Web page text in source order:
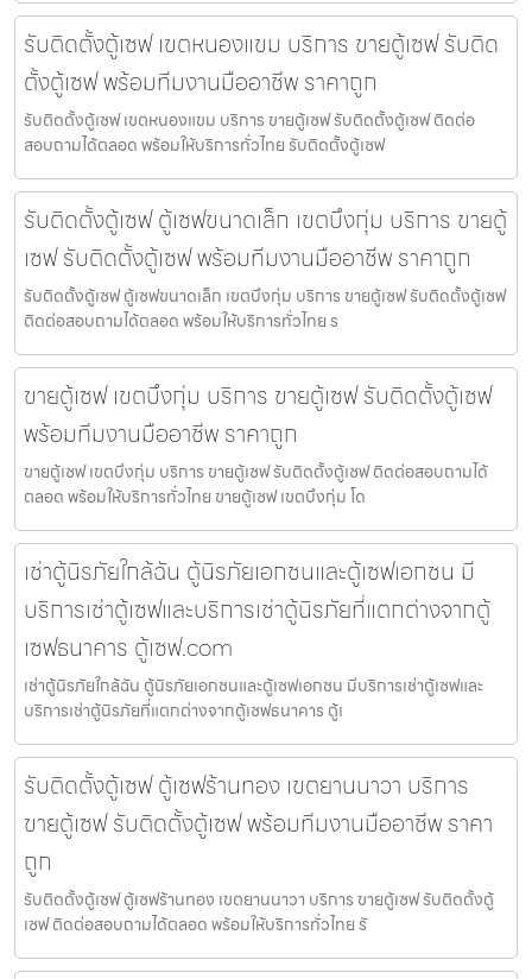
รับติดตั้งตู้เซฟ เขตหนองแขม บริการ ขายตู้เซฟ รับติด
ตั้งตู้เซฟ พร้อมทีมงานมืออาชีพ ราคาถูก
รับติดตั้งตู้เซฟ เขตหนองแขม บริการ ขายตู้เซฟ รับติดตั้งตู้เซฟ ติดต่อ
สอบถามได้ตลอด พร้อมให้บริการทั่วไทย รับติดตั้งตู้เซฟ
รับติดตั้งตู้เซฟ ตู้เซฟขนาดเล็ก เขตบึงกุ่ม บริการ ขายตู้
เซฟ รับติดตั้งตู้เซฟ พร้อมทีมงานมืออาชีพ ราคาถูก
รับติดตั้งตู้เซฟ ตู้เซฟขนาดเล็ก เขตบึงกุ่ม บริการ ขายตู้เซฟ รับติดตั้งตู้เซฟ
ติดต่อสอบถามได้ตลอด พร้อมให้บริการทั่วไทย ร
ขายตู้เซฟ เขตบึงกุ่ม บริการ ขายตู้เซฟ รับติดตั้งตู้เซฟ
พร้อมทีมงานมืออาชีพ ราคาถูก
ขายตู้เซฟ เขตบึงกุ่ม บริการ ขายตู้เซฟ รับติดตั้งตู้เซฟ ติดต่อสอบถามได้
ตลอด พร้อมให้บริการทั่วไทย ขายตู้เซฟ เขตบึงกุ่ม โด
เช่าตู้นิรภัยใกล้ฉัน ตู้นิรภัยเอกชนและตู้เซฟเอกชน มี
บริการเช่าตู้เซฟและบริการเช่าตู้นิรภัยที่แตกต่างจากตู้
เซฟธนาคาร ตู้เซฟ.com
เช่าตู้นิรภัยใกล้ฉัน ตู้นิรภัยเอกชนและตู้เซฟเอกชน มีบริการเช่าตู้เซฟและ
บริการเช่าตู้นิรภัยที่แตกต่างจากตู้เซฟธนาคาร ตู้เ
รับติดตั้งตู้เซฟ ตู้เซฟร้านทอง เขตยานนาวา บริการ
ขายตู้เซฟ รับติดตั้งตู้เซฟ พร้อมทีมงานมืออาชีพ ราคา
ถูก
รับติดตั้งตู้เซฟ ตู้เซฟร้านทอง เขตยานนาวา บริการ ขายตู้เซฟ รับติดตั้งตู้
เซฟ ติดต่อสอบถามได้ตลอด พร้อมให้บริการทั่วไทย รั